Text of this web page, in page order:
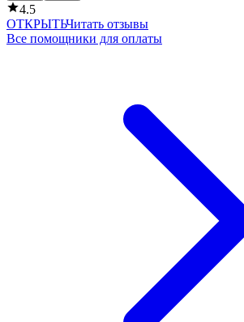
4.5
ОТКРЫТЬЧитать отзывы
Все помощники для оплаты